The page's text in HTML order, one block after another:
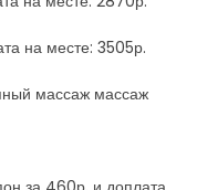
на месте: 3505р.
массаж массаж